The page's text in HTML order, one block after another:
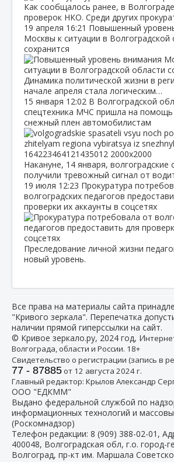
Как сообщалось ранее, в
проверок НКО. Среди других
19 апреля 16:21 Повышенный
Москвы к ситуации в Волгоградской
сохранится
Динамика политической жизни в
начале апреля стала логическим…
15 января 12:02 В Волгоградской
спецтехника МЧС пришла на
снежный плен автомобилистам
Накануне, 14 января, волгоградские
получили тревожный сигнал от
19 июля 12:23 Прокуратура
волгоградских педагогов
проверки их аккаунты в соцсетях
Преследование личной жизни
новый уровень.
Все права на материалы сайта
"Кривого зеркала". Перепечатка
наличии прямой гиперссылки на сайт.
© Кривое зеркало.ру, 2024 год, И
Волгограда, области и России. 18+
Свидетельство о регистрации (запись в
77 - 87885от 12 августа 2024 г.
Главный редактор: Крылов Александр
ООО "ЕДКММ"
Выдано федеральной службой по
информационных технологий и
(Роскомнадзор)
Телефон редакции: 8 (909) 388-02-01 ,
400048, Волгоградская обл, г.о. город-
Волгоград, пр-кт им. Маршала